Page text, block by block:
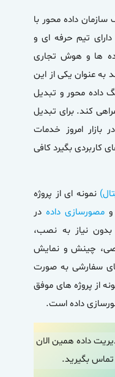
داده محور با
تیم حرفه ای و
ها و هوش تجاری
به عنوان یکی از این
داده محور و تبدیل
کند. برای تبدیل
امروز خدمات
کاربردی بگیرد کافی
نمونه ای از پروژه
مصورسازی دادهدر
نیاز به نصب،
چینش و نمایش
سفارشی به صورت
از پروژه های موفق
داده است.
داده همین الان
بگیرید.